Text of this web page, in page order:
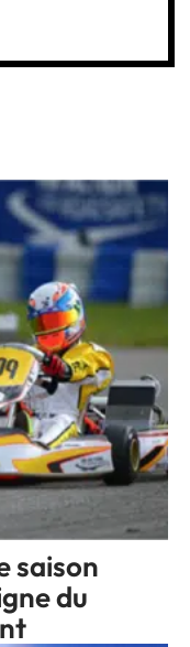
saison
du